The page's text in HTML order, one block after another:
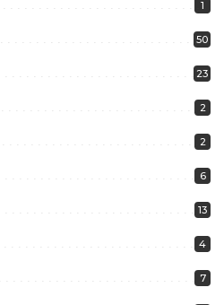
1
50
23
2
2
6
13
4
7